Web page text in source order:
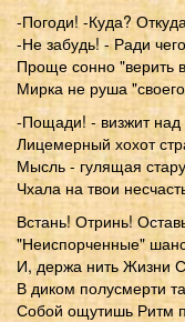
-Погоди! -Куда?
-Не забудь! - Ради
Проще сонно "верить
Мирка не руша
-Пощади! - визжит над
Лицемерный хохот
Мысль - гулящая
Чхала на твои
Встань! Отринь!
"Неиспорченные"
И, держа нить Жизни
В диком полусмерти
Собой ощутишь Ритм